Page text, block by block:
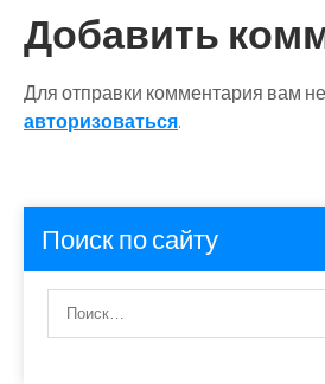
Добавить
Для отправки комментария вам
авторизоваться.
Поиск по сайту